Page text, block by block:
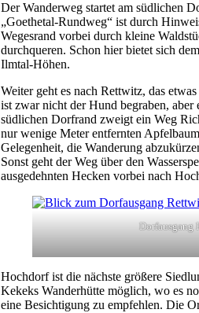
Der Wanderweg startet am südlichen
„Goethetal-Rundweg“ ist durch
Wegesrand vorbei durch kleine
durchqueren. Schon hier bietet sich
Ilmtal-Höhen.
Weiter geht es nach Rettwitz, das
ist zwar nicht der Hund begraben,
südlichen Dorfrand zweigt ein Weg
nur wenige Meter entfernten
Gelegenheit, die Wanderung
Sonst geht der Weg über den
ausgedehnten Hecken vorbei nach
Dorfausgang
Hochdorf ist die nächste größere
Kekeks Wanderhütte möglich, wo es
eine Besichtigung zu empfehlen. Die